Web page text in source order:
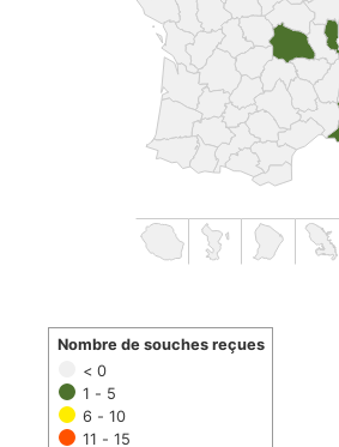
< 0
1 - 5
6 - 10
11 - 15
Nombre de souches reçues